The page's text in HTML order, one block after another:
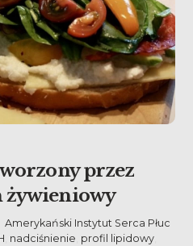
przez
żywieniowy
Amerykański Instytut Serca Płuc
nadciśnienie profil lipidowy